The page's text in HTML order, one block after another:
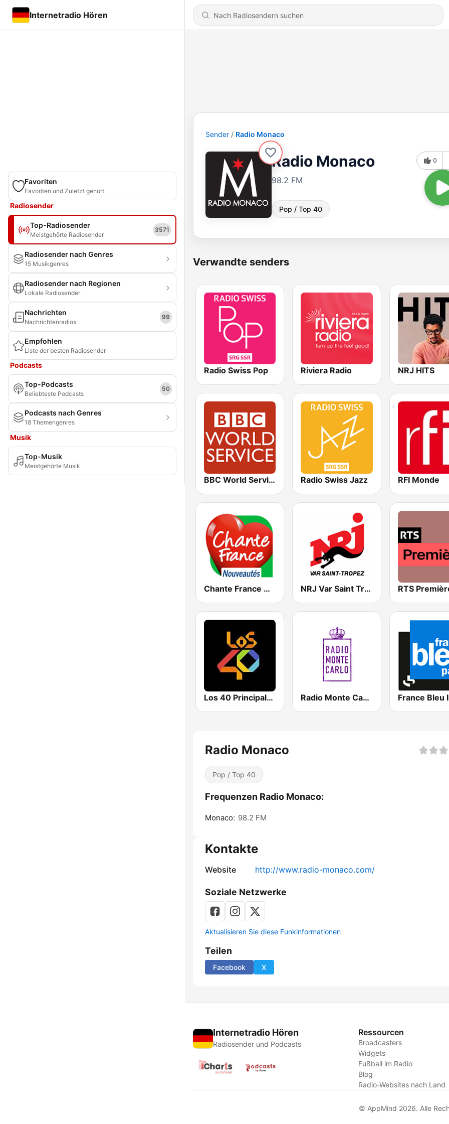
Internetradio Hören
Favoriten
Favoriten und Zuletzt gehört
Radiosender
Top-Radiosender
Meistgehörte Radiosender
3571
Radiosender nach Genres
15 Musikgenres
Radiosender nach Regionen
Lokale Radiosender
Nachrichten
Nachrichtenradios
99
Empfohlen
Liste der besten Radiosender
Podcasts
Top-Podcasts
Beliebteste Podcasts
50
Podcasts nach Genres
18 Themengenres
Musik
Top-Musik
Meistgehörte Musik
Sender Radio Monaco
Radio Monaco
98.2 FM
Pop / Top 40
0
Verwandte senders
Radio Swiss Pop Riviera Radio NRJ HITS
BBC World Service Radio Swiss Jazz RFI Monde
Chante France Nouveautés NRJ Var Saint Tropez RTS
Los 40 Principales Radio Monte Carlo
Radio Monaco
Pop / Top 40
Frequenzen Radio Monaco:
Monaco: 98.2 FM
Kontakte
Website http://www.radio-monaco.com/
Soziale Netzwerke
Aktualisieren Sie diese Funkinformationen
Teilen
Facebook X
Internetradio Hören
Radiosender und Podcasts
Ressourcen
Broadcasters
Widgets
Fußball im Radio
Blog
Radio-Websites nach Land
© AppMind 2026. Alle